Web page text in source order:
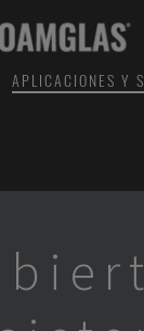
APLICACIONES Y